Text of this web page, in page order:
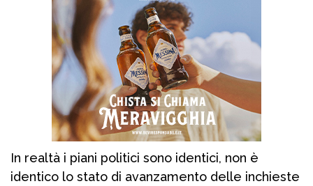
In realtà i piani politici sono identici, non è
identico lo stato di avanzamento delle inchieste